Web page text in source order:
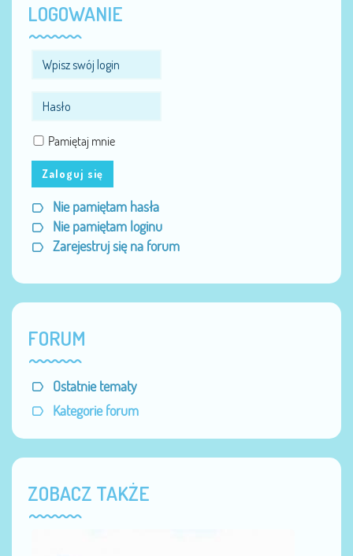
LOGOWANIE
Pamiętaj mnie
Zaloguj się
Nie pamiętam hasła
Nie pamiętam loginu
Zarejestruj się na forum
FORUM
Ostatnie tematy
Kategorie forum
ZOBACZ TAKŻE